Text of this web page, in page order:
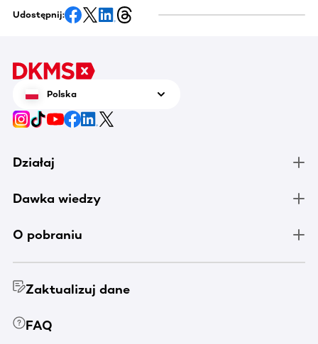
Udostępnij:
Polska
Działaj
Dawka wiedzy
O pobraniu
Zaktualizuj dane
FAQ